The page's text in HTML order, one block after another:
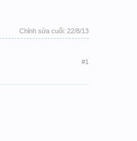
Chỉnh sửa cuối: 22/8/13
#1